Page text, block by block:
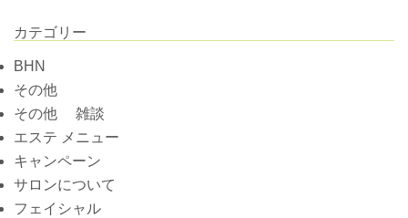
カテゴリー
BHN
その他
その他 雑談
エステ メニュー
キャンペーン
サロンについて
フェイシャル